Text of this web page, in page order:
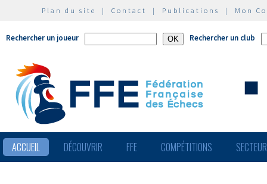
Plan du site | Contact | Publications | Mon
Rechercher un joueur Rechercher un club
ACCUEIL DÉCOUVRIR FFE COMPÉTITIONS